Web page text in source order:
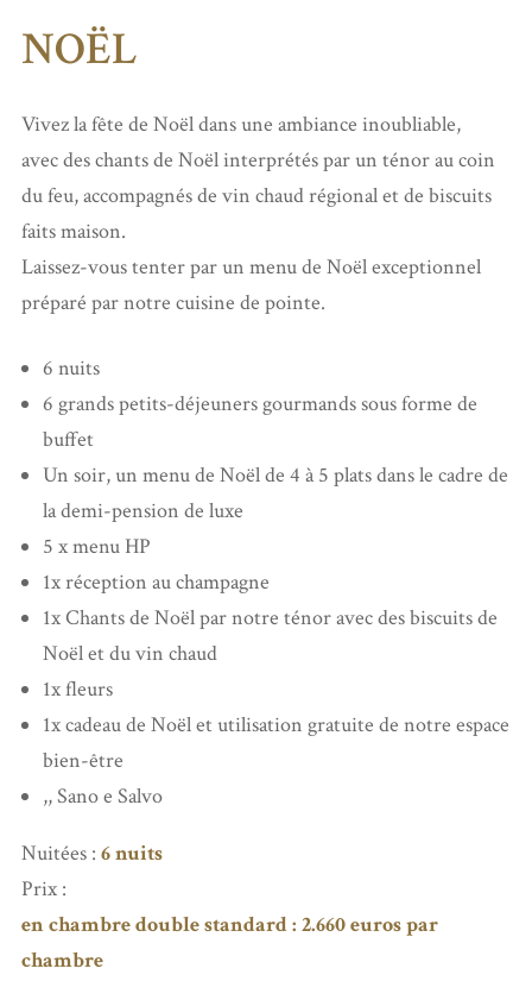
NOËL
Vivez la fête de Noël dans une ambiance inoubliable,
avec des chants de Noël interprétés par un ténor au coin
du feu, accompagnés de vin chaud régional et de biscuits
faits maison.
Laissez-vous tenter par un menu de Noël exceptionnel
préparé par notre cuisine de pointe.
6 nuits
6 grands petits-déjeuners gourmands sous forme de
buffet
Un soir, un menu de Noël de 4 à 5 plats dans le cadre de
la demi-pension de luxe
5 x menu HP
1x réception au champagne
1x Chants de Noël par notre ténor avec des biscuits de
Noël et du vin chaud
1x fleurs
1x cadeau de Noël et utilisation gratuite de notre espace
bien-être
,, Sano e Salvo
Nuitées : 6 nuits
Prix :
en chambre double standard : 2.660 euros par
chambre